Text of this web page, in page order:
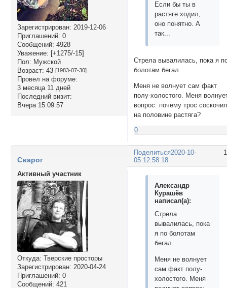
Зарегистрирован: 2019-12-06
Приглашений: 0
Сообщений: 4928
Уважение: [+1275/-15]
Пол: Мужской
Возраст: 43 [1983-07-30]
Провел на форуме:
3 месяца 11 дней
Последний визит:
Вчера 15:09:57
Если бы ты в
растяге ходил,
оно понятно. А
так...
Стрела вывалилась, пока я
болотам бегал.
Меня не волнует сам факт
полу-холостого. Меня
вопрос: почему трос
на половине растяга?
0
Поделиться2020-10-
05 12:58:18
Сварог
Активный участник
Откуда: Тверские просторы
Зарегистрирован: 2020-04-24
Приглашений: 0
Сообщений: 421
Александр
Курашёв
написал(а):
Стрела
вывалилась, пока
я по болотам
бегал.
Меня не волнует
сам факт полу-
холостого. Меня